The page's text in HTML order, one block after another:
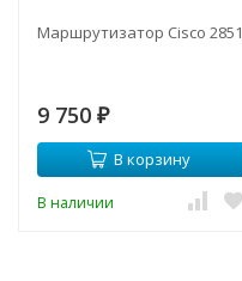
Маршрутизатор Cisco 2851
9 750 ₽
В корзину
В наличии